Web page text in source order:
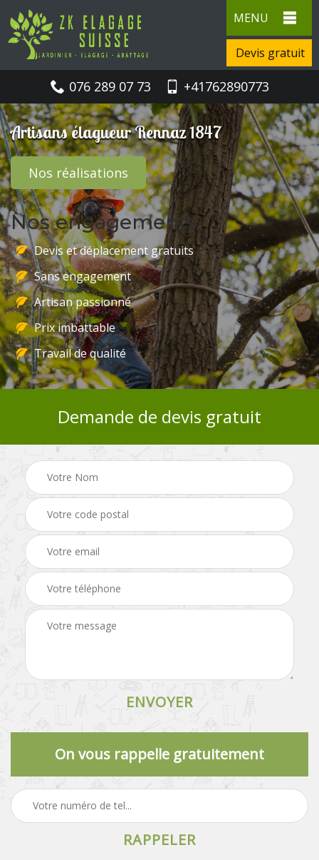
MENU
Devis gratuit
076 289 07 73 +41762890773
Artisans élagueur Rennaz 1847
Nos réalisations
Nos engagements
Devis et déplacement gratuits
Sans engagement
Artisan passionné
Prix imbattable
Travail de qualité
Demande de devis gratuit
On vous rappelle gratuitement